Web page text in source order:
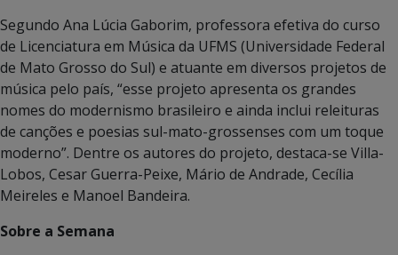
Segundo Ana Lúcia Gaborim, professora efetiva do curso
de Licenciatura em Música da UFMS (Universidade Federal
de Mato Grosso do Sul) e atuante em diversos projetos de
música pelo país, “esse projeto apresenta os grandes
nomes do modernismo brasileiro e ainda inclui releituras
de canções e poesias sul-mato-grossenses com um toque
moderno”. Dentre os autores do projeto, destaca-se Villa-
Lobos, Cesar Guerra-Peixe, Mário de Andrade, Cecília
Meireles e Manoel Bandeira.
Sobre a Semana